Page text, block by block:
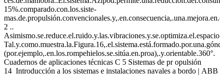
15%.comparado.con.los.siste-
2 ..
(por.ejemplo,.en.los.rompehielos.se.sitúa.en.proa),.y.orientable.360°.
Cuadernos de aplicaciones técnicas C 5 Sistemas de pr opulsión
14 Introducción a los sistemas e instalaciones navales a bordo |